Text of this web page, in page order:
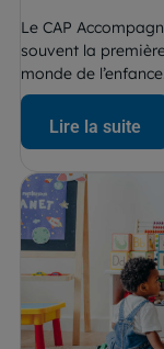
Le CAP
souvent la
monde de
Lire la suite